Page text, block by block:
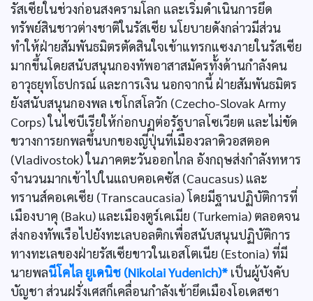
รัสเซียในช่วงก่อนสงครามโลก และเริ่มดำเนินการยึด
ทรัพย์สินชาวต่างชาติในรัสเซีย นโยบายดังกล่าวมีส่วน
ทำให้ฝ่ายสัมพันธมิตรตัดสินใจเข้าแทรกแซงภายในรัสเซีย
มากขึ้นโดยสนับสนุนกองทัพอาสาสมัครทั้งด้านกำลังคน
อาวุธยุทโธปกรณ์ และการเงิน นอกจากนี้ ฝ่ายสัมพันธมิตร
ยังสนับสนุนกองพล เชโกสโลวัก (Czecho-Slovak Army
Corps) ในไซบีเรียให้ก่อกบฏต่อรัฐบาลโซเวียต และไม่ขัด
ขวางการยกพลขึ้นบกของญี่ปุ่นที่เมืองวลาดิวอสตอค
(Vladivostok) ในภาคตะวันออกไกล อังกฤษส่งกำลังทหาร
จำนวนมากเข้าไปในแถบคอเคซัส (Caucasus) และ
ทรานส์คอเคเซีย (Transcaucasia) โดยมีฐานปฏิบัติการที่
เมืองบาคุ (Baku) และเมืองตูร์เคเมีย (Turkemia) ตลอดจน
ส่งกองทัพเรือไปยังทะเลบอลติกเพื่อสนับสนุนปฏิบัติการ
ทางทะเลของฝ่ายรัสเซียขาวในเอสโตเนีย (Estonia) ที่มี
นายพลนีโคไล ยูเดนิช (Nikolai Yudenich)* เป็นผู้บังคับ
บัญชา ส่วนฝรั่งเศสก็เคลื่อนกำลังเข้ายึดเมืองโอเดสซา